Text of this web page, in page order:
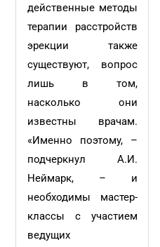
действенные методы
терапии расстройств
эрекции также
существуют, вопрос
лишь в том,
насколько они
известны врачам.
«Именно поэтому, –
подчеркнул А.И.
Неймарк, – и
необходимы мастер-
классы с участием
ведущих